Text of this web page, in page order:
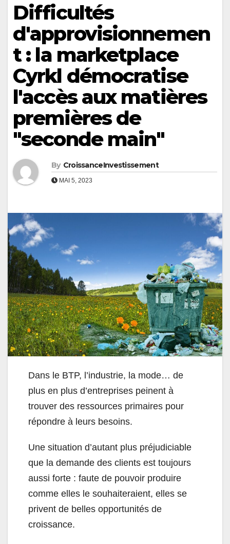
Difficultés
d'approvisionnemen
t : la marketplace
Cyrkl démocratise
l'accès aux matières
premières de
"seconde main"
By CroissanceInvestissement
MAI 5, 2023
Dans le BTP, l’industrie, la mode… de
plus en plus d’entreprises peinent à
trouver des ressources primaires pour
répondre à leurs besoins.
Une situation d’autant plus préjudiciable
que la demande des clients est toujours
aussi forte : faute de pouvoir produire
comme elles le souhaiteraient, elles se
privent de belles opportunités de
croissance.